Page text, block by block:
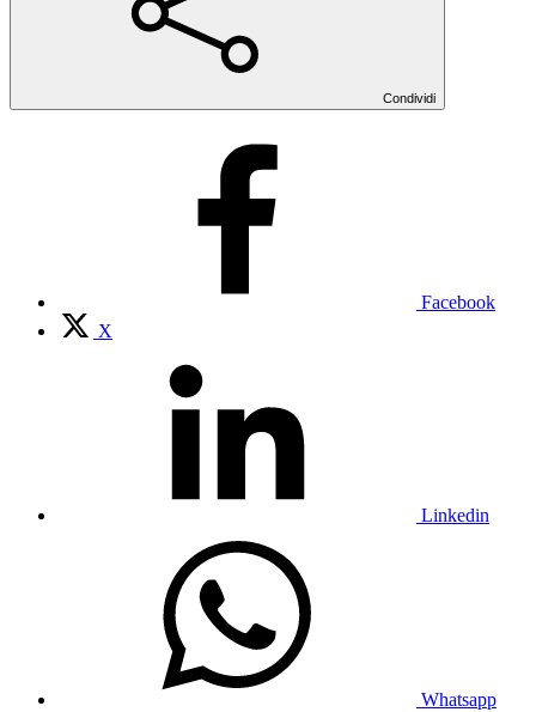
Condividi
Facebook
X
Linkedin
Whatsapp